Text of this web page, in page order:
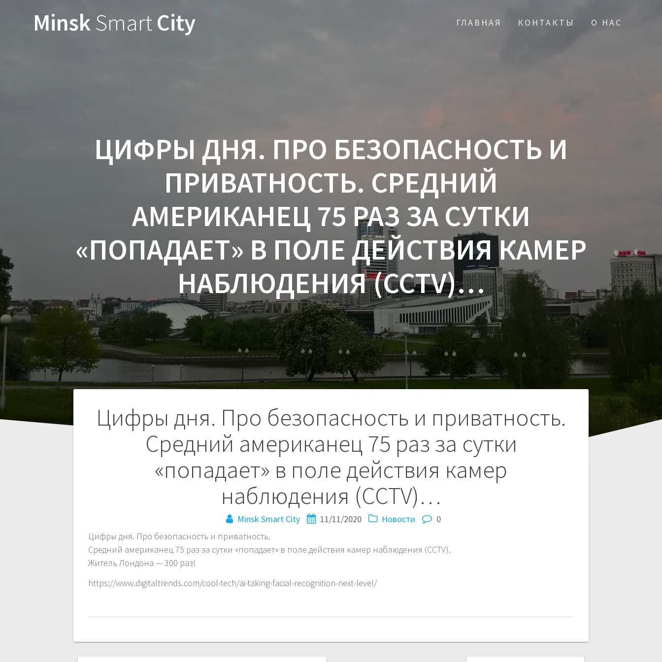
MinskSmartCity ГЛАВНАЯ КОНТАКТЫ О НАС
ЦИФРЫ ДНЯ. ПРО БЕЗОПАСНОСТЬ И
ПРИВАТНОСТЬ. СРЕДНИЙ
АМЕРИКАНЕЦ 75 РАЗ ЗА СУТКИ
«ПОПАДАЕТ» В ПОЛЕ ДЕЙСТВИЯ КАМЕР
НАБЛЮДЕНИЯ (CCTV)…
Цифры дня. Про безопасность и приватность.
Средний американец 75 раз за сутки
«попадает» в поле действия камер
наблюдения (CCTV)…
Minsk Smart City 11/11/2020 Новости
0
Цифры дня. Про безопасность и приватность.
Средний американец 75 раз за сутки «попадает» в поле действия камер наблюдения (CCTV).
Житель Лондона — 300 раз!
https://www.digitaltrends.com/cool-tech/ai-taking-facial-recognition-next-level/
Навигация
записям